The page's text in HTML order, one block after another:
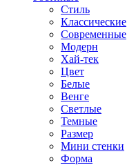
Стиль
Классические
Современные
Модерн
Хай-тек
Цвет
Белые
Венге
Светлые
Темные
Размер
Мини стенки
Форма